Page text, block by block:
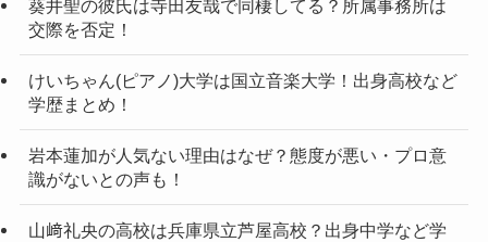
葵井聖の彼氏は寺田友哉で同棲してる？所属事務所は
交際を否定！
けいちゃん(ピアノ)大学は国立音楽大学！出身高校など
学歴まとめ！
岩本蓮加が人気ない理由はなぜ？態度が悪い・プロ意
識がないとの声も！
山﨑礼央の高校は兵庫県立芦屋高校？出身中学など学